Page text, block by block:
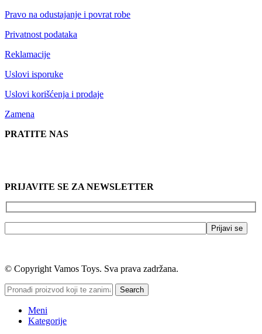
Pravo na odustajanje i povrat robe
Privatnost podataka
Reklamacije
Uslovi isporuke
Uslovi korišćenja i prodaje
Zamena
PRATITE NAS
PRIJAVITE SE ZA NEWSLETTER
© Copyright Vamos Toys. Sva prava zadržana.
Search
Meni
Kategorije